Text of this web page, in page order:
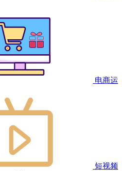
电商运
短视频